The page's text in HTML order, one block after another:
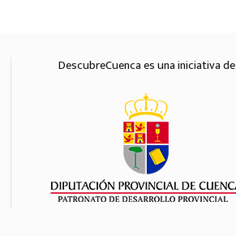
DescubreCuenca es una iniciativa de